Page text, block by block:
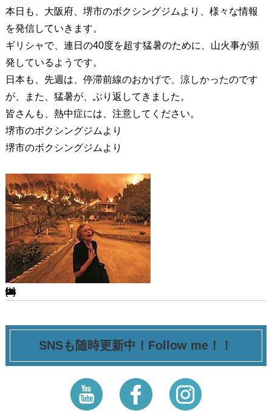
本日も、大阪府、堺市のボクシングジムより、様々な情報
を発信していきます。
ギリシャで、連日の40度を超す猛暑のために、山火事が頻
発しているようです。
日本も、先週は、停滞前線のおかげで、涼しかったのです
が、また、猛暑が、ぶり返してきました。
皆さんも、熱中症には、注意してください。
堺市のボクシングジムより
堺市のボクシングジムより
[ssba-buttons]
SNSも随時更新中！Follow me！！